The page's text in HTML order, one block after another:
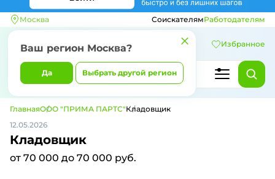
Москва
Ваш регион Москва?
Да Выбрать другой регион
СоискателямРаботодателям
Избранное
ГлавнаяООО "ПРИМА ПАРТС"Кладовщик
12.05.2026
Кладовщик
от 70 000 до 70 000 руб.